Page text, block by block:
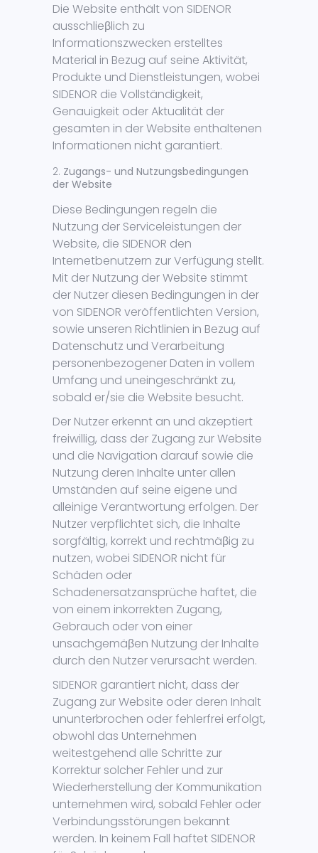
Die Website enthält von SIDENOR
ausschlieβlich zu
Informationszwecken erstelltes
Material in Bezug auf seine Aktivität,
Produkte und Dienstleistungen, wobei
SIDENOR die Vollständigkeit,
Genauigkeit oder Aktualität der
gesamten in der Website enthaltenen
Informationen nicht garantiert.
Zugangs- und Nutzungsbedingungen
der Website
Diese Bedingungen regeln die
Nutzung der Serviceleistungen der
Website, die SIDENOR den
Internetbenutzern zur Verfügung stellt.
Mit der Nutzung der Website stimmt
der Nutzer diesen Bedingungen in der
von SIDENOR veröffentlichten Version,
sowie unseren Richtlinien in Bezug auf
Datenschutz und Verarbeitung
personenbezogener Daten in vollem
Umfang und uneingeschränkt zu,
sobald er/sie die Website besucht.
Der Nutzer erkennt an und akzeptiert
freiwillig, dass der Zugang zur Website
und die Navigation darauf sowie die
Nutzung deren Inhalte unter allen
Umständen auf seine eigene und
alleinige Verantwortung erfolgen. Der
Nutzer verpflichtet sich, die Inhalte
sorgfältig, korrekt und rechtmäβig zu
nutzen, wobei SIDENOR nicht für
Schäden oder
Schadenersatzansprüche haftet, die
von einem inkorrekten Zugang,
Gebrauch oder von einer
unsachgemäβen Nutzung der Inhalte
durch den Nutzer verursacht werden.
SIDENOR garantiert nicht, dass der
Zugang zur Website oder deren Inhalt
ununterbrochen oder fehlerfrei erfolgt,
obwohl das Unternehmen
weitestgehend alle Schritte zur
Korrektur solcher Fehler und zur
Wiederherstellung der Kommunikation
unternehmen wird, sobald Fehler oder
Verbindungsstörungen bekannt
werden. In keinem Fall haftet SIDENOR